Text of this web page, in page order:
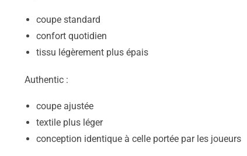
coupe standard
confort quotidien
tissu légèrement plus épais
Authentic :
coupe ajustée
textile plus léger
conception identique à celle portée par les joueurs